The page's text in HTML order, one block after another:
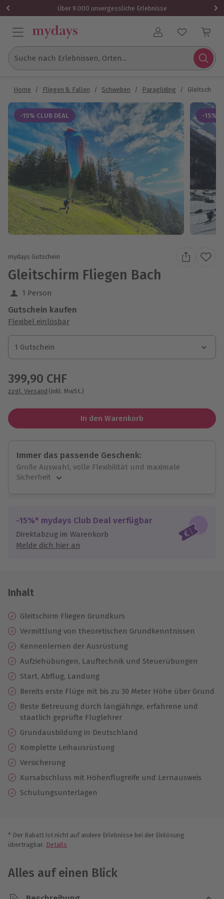
Über 9.000 unvergessliche Erlebnisse
Benutzerkonto
Suche nach Erlebnissen, Orten...
Home / Fliegen & Fallen / Schweben / Paragliding / Gleitschirm
-15% CLUB DEAL -15%
mydays Gutschein
Gleitschirm Fliegen Bach
1 Person
Gutschein kaufen
Flexibel einlösbar
1 Gutschein
1 Gutschein
1 Gutschein
399,90 CHF
zzgl. Versand (inkl. MwSt.)
In den Warenkorb
Immer das passende Geschenk:
Große Auswahl, volle Flexibilität und maximale
Sicherheit
Jeder Gutschein für alle Erlebnisse einlösbar.
Maximale Sicherheit
10 Jahre gültig & verlängerbar.
-15%* mydays Club Deal verfügbar
Direktabzug im Warenkorb
Melde dich hier an
Inhalt
Gleitschirm Fliegen Grundkurs
Vermittlung von theoretischen Grundkenntnissen
Kennenlernen der Ausrüstung
Aufziehübungen, Lauftechnik und Steuerübungen
Start, Abflug, Landung
Bereits erste Flüge mit bis zu 30 Meter Höhe über Grund
Beste Betreuung durch langjährige, erfahrene und
staatlich geprüfte Fluglehrer
Grundausbildung in Deutschland
Komplette Leihausrüstung
Versicherung
Kursabschluss mit Höhenflugreife und Lernausweis
Schulungsunterlagen
* Der Rabatt ist nicht auf andere Erlebnisse bei der Einlösung
übertragbar. Details
Alles auf einen Blick